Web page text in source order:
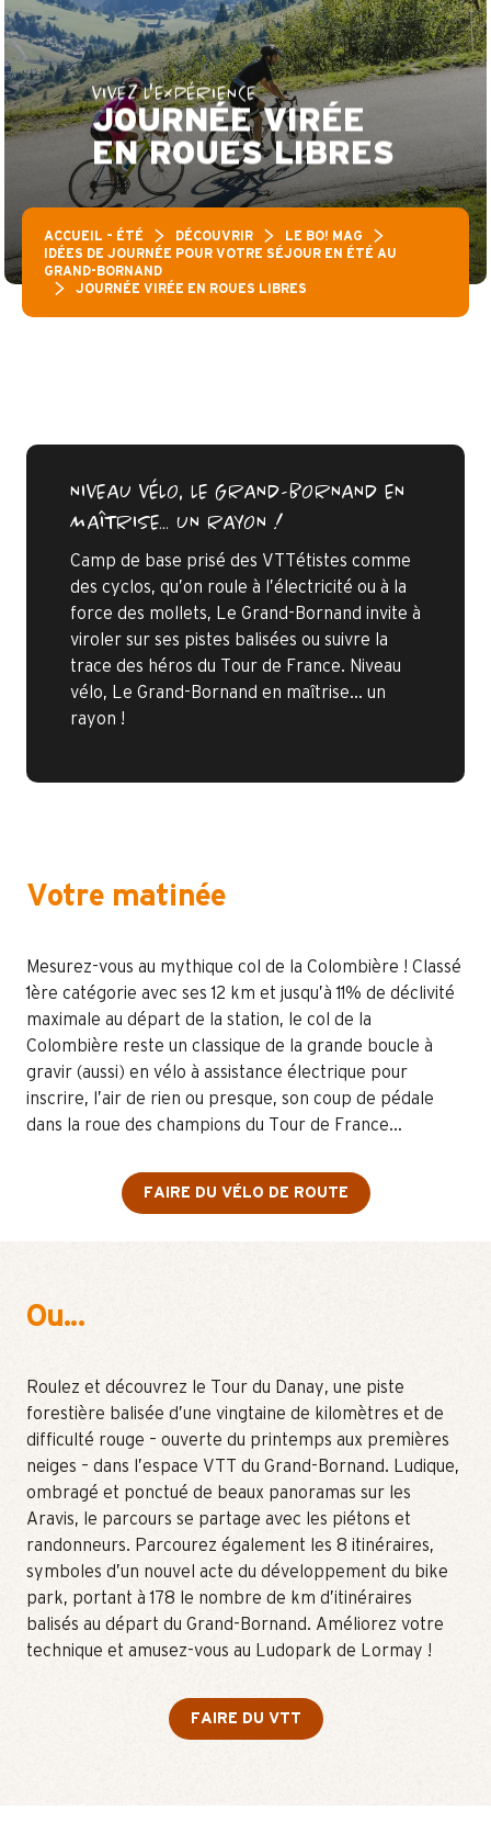
VIVEZ L'EXPÉRIENCE
JOURNÉE VIRÉE
EN ROUES LIBRES
ACCUEIL – ÉTÉ DÉCOUVRIR
LE BO! MAG
IDÉES DE JOURNÉE POUR VOTRE SÉJOUR EN ÉTÉ AU
GRAND-BORNAND
JOURNÉE VIRÉE EN ROUES LIBRES
NIVEAU VÉLO, LE GRAND-BORNAND EN
MAÎTRISE… UN RAYON !
Camp de base prisé des VTTétistes comme
des cyclos, qu’on roule à l’électricité ou à la
force des mollets, Le Grand-Bornand invite à
viroler sur ses pistes balisées ou suivre la
trace des héros du Tour de France. Niveau
vélo, Le Grand-Bornand en maîtrise… un
rayon !
Votre matinée
Mesurez-vous au mythique col de la Colombière ! Classé
1ère catégorie avec ses 12 km et jusqu’à 11% de déclivité
maximale au départ de la station, le col de la
Colombière reste un classique de la grande boucle à
gravir (aussi) en vélo à assistance électrique pour
inscrire, l’air de rien ou presque, son coup de pédale
dans la roue des champions du Tour de France…
FAIRE DU VÉLO DE ROUTE
Ou...
Roulez et découvrez le Tour du Danay, une piste
forestière balisée d’une vingtaine de kilomètres et de
difficulté rouge – ouverte du printemps aux premières
neiges – dans l’espace VTT du Grand-Bornand. Ludique,
ombragé et ponctué de beaux panoramas sur les
Aravis, le parcours se partage avec les piétons et
randonneurs. Parcourez également les 8 itinéraires,
symboles d’un nouvel acte du développement du bike
park, portant à 178 le nombre de km d’itinéraires
balisés au départ du Grand-Bornand. Améliorez votre
technique et amusez-vous au Ludopark de Lormay !
FAIRE DU VTT